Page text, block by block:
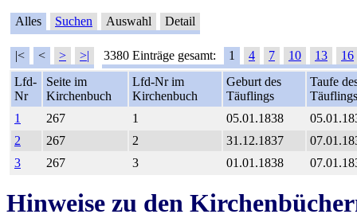
Alles Suchen Auswahl Detail
|< < > >| 3380 Einträge gesamt: 1 4 7 10 13
16
Lfd-
Nr
Seite im
Kirchenbuch
Lfd-Nr im
Kirchenbuch
Geburt des
Täuflings
Taufe
Täuflings
1
267 1 05.01.1838
2
267 2 31.12.1837
3
267 3 01.01.1838
Hinweise zu den